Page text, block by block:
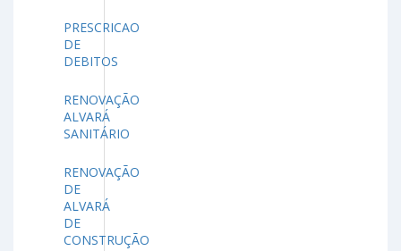
PRESCRICAO
DE
DEBITOS
RENOVAÇÃO
ALVARÁ
SANITÁRIO
RENOVAÇÃO
DE
ALVARÁ
DE
CONSTRUÇÃO